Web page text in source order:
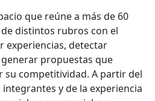
que reúne a más de 60
distintos rubros con el
experiencias, detectar
propuestas que
competitividad. A partir del
y de la experiencia